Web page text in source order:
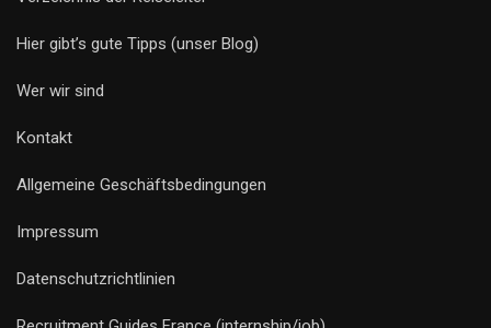
Hier gibt’s gute Tipps (unser Blog)
Wer wir sind
Kontakt
Allgemeine Geschäftsbedingungen
Impressum
Datenschutzrichtlinien